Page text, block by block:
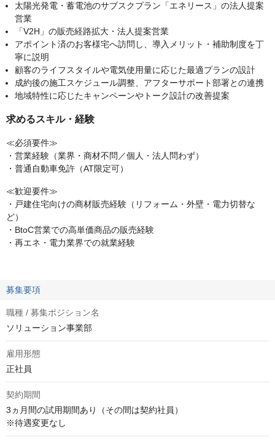
太陽光発電・蓄電池のサブスクプラン「エネリース」の法人提案
営業
「V2H」の販売経路拡大・法人提案営業
アポイント済のお客様宅へ訪問し、導入メリット・補助制度を丁
寧に説明
顧客のライフスタイルや電気使用量に応じた最適プランの設計
成約後の施工スケジュール調整、アフターサポート部署との連携
地域特性に応じたキャンペーンやトーク設計の改善提案
求めるスキル・経験
≪必須要件≫
・営業経験（業界・商材不問／個人・法人問わず）
・普通自動車免許（AT限定可）
≪歓迎要件≫
・戸建住宅向けの商材販売経験（リフォーム・外壁・電力切替な
ど）
・BtoC営業での高単価商品の販売経験
・再エネ・電力業界での就業経験
募集要項
職種 / 募集ポジション名
ソリューション事業部
雇用形態
正社員
契約期間
3ヵ月間の試用期間あり（その間は契約社員）
※待遇変更なし